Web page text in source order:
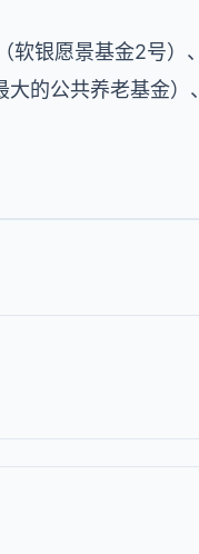
软银愿景基金2号）
大的公共养老基金）、